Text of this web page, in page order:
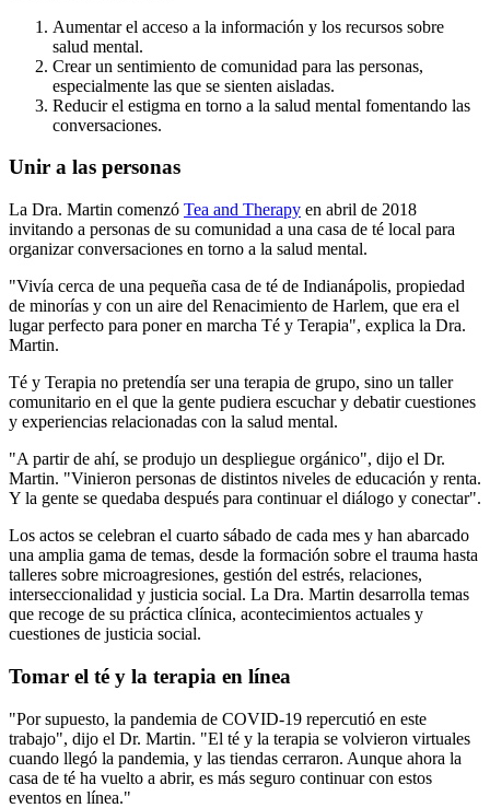
Aumentar el acceso a la información y los recursos sobre
salud mental.
Crear un sentimiento de comunidad para las personas,
especialmente las que se sienten aisladas.
Reducir el estigma en torno a la salud mental fomentando las
conversaciones.
Unir a las personas
La Dra. Martin comenzó Tea and Therapy en abril de 2018
invitando a personas de su comunidad a una casa de té local para
organizar conversaciones en torno a la salud mental.
"Vivía cerca de una pequeña casa de té de Indianápolis, propiedad
de minorías y con un aire del Renacimiento de Harlem, que era el
lugar perfecto para poner en marcha Té y Terapia", explica la Dra.
Martin.
Té y Terapia no pretendía ser una terapia de grupo, sino un taller
comunitario en el que la gente pudiera escuchar y debatir cuestiones
y experiencias relacionadas con la salud mental.
"A partir de ahí, se produjo un despliegue orgánico", dijo el Dr.
Martin. "Vinieron personas de distintos niveles de educación y renta.
Y la gente se quedaba después para continuar el diálogo y conectar".
Los actos se celebran el cuarto sábado de cada mes y han abarcado
una amplia gama de temas, desde la formación sobre el trauma hasta
talleres sobre microagresiones, gestión del estrés, relaciones,
interseccionalidad y justicia social. La Dra. Martin desarrolla temas
que recoge de su práctica clínica, acontecimientos actuales y
cuestiones de justicia social.
Tomar el té y la terapia en línea
"Por supuesto, la pandemia de COVID-19 repercutió en este
trabajo", dijo el Dr. Martin. "El té y la terapia se volvieron virtuales
cuando llegó la pandemia, y las tiendas cerraron. Aunque ahora la
casa de té ha vuelto a abrir, es más seguro continuar con estos
eventos en línea."